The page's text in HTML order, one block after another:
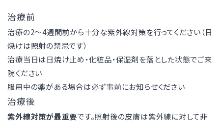
治療前
治療の2〜4週間前から十分な紫外線対策を行ってください（日
焼けは照射の禁忌です）
治療当日は日焼け止め・化粧品・保湿剤を落とした状態でご来
院ください
服用中の薬がある場合は必ず事前にお知らせください
治療後
紫外線対策が最重要です。照射後の皮膚は紫外線に対して非